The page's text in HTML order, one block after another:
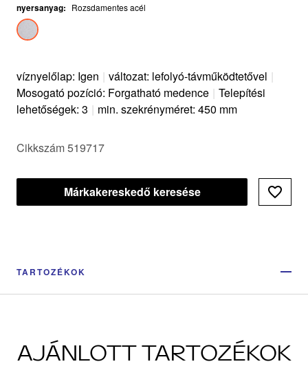
nyersanyag: Rozsdamentes acél
víznyelőlap: Igen | változat: lefolyó-távműködtetővel |
Mosogató pozíció: Forgatható medence | Telepítési
lehetőségek: 3 | min. szekrényméret: 450 mm
Cikkszám 519717
Márkakereskedő keresése
TARTOZÉKOK
AJÁNLOTT TARTOZÉKOK